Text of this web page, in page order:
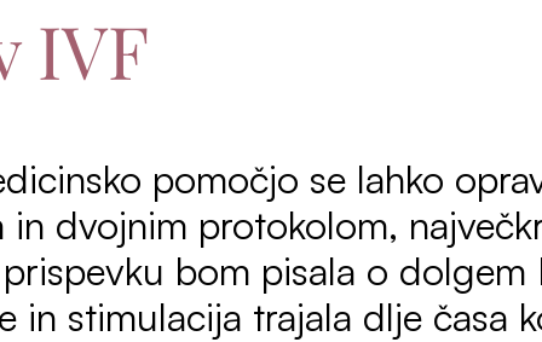
IVF
pomočjo se lahko
dvojnim protokolom,
bom pisala o
in stimulacija trajala dlje časa